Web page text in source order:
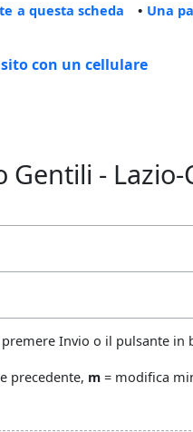
a questa scheda • Una
con un cellulare
- Lazio-
Invio o il pulsante in
precedente, m = modifica